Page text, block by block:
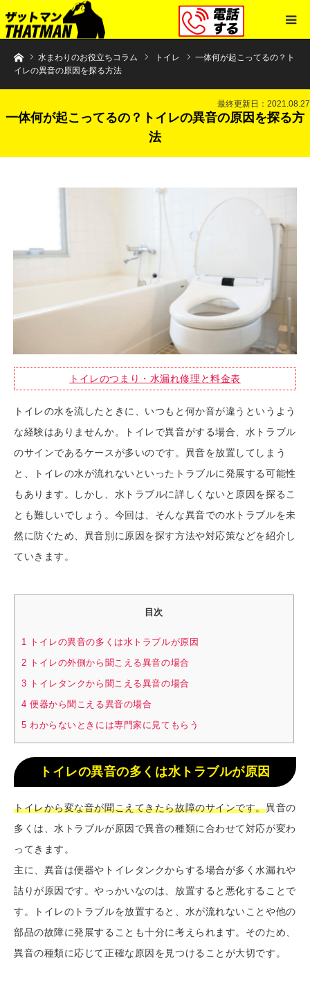
水まわりトラブル解決のザットマン
水まわりのお役立ちコラム トイレ
一体何が起こってるの？ト
イレの異音の原因を探る方法
最終更新日：2021.08.27
一体何が起こってるの？トイレの異音の原因を探る方
法
トイレのつまり・水漏れ修理と料金表
トイレの水を流したときに、いつもと何か音が違うというよう
な経験はありませんか。トイレで異音がする場合、水トラブル
のサインであるケースが多いのです。異音を放置してしまう
と、トイレの水が流れないといったトラブルに発展する可能性
もあります。しかし、水トラブルに詳しくないと原因を探るこ
とも難しいでしょう。今回は、そんな異音での水トラブルを未
然に防ぐため、異音別に原因を探す方法や対応策などを紹介し
ていきます。
目次
1 トイレの異音の多くは水トラブルが原因
2 トイレの外側から聞こえる異音の場合
3 トイレタンクから聞こえる異音の場合
4 便器から聞こえる異音の場合
5 わからないときには専門家に見てもらう
トイレの異音の多くは水トラブルが原因
トイレから変な音が聞こえてきたら故障のサインです。異音の
多くは、水トラブルが原因で異音の種類に合わせて対応が変わ
ってきます。
主に、異音は便器やトイレタンクからする場合が多く水漏れや
詰りが原因です。やっかいなのは、放置すると悪化することで
す。トイレのトラブルを放置すると、水が流れないことや他の
部品の故障に発展することも十分に考えられます。そのため、
異音の種類に応じて正確な原因を見つけることが大切です。